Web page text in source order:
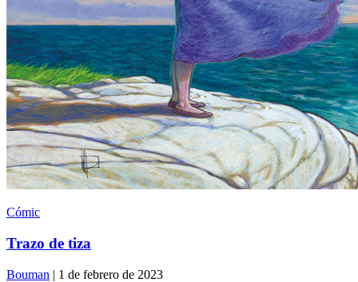
Cómic
Trazo de tiza
Bouman | 1 de febrero de 2023